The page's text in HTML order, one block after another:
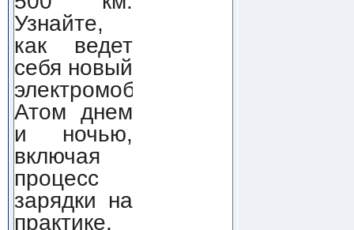
Узнайте,
как ведет
себя новый
электромобиль
Атом днем
и ночью,
включая
процесс
зарядки на
практике.